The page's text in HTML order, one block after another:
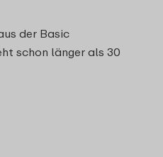
der Basic
schon länger als 30